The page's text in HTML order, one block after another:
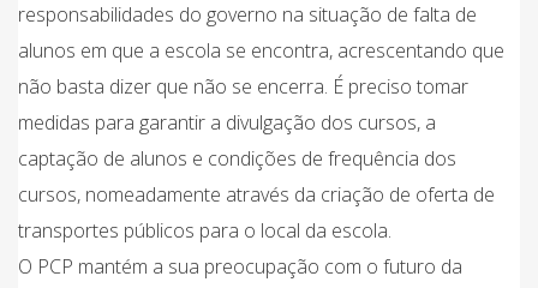
responsabilidades do governo na situação de falta de
alunos em que a escola se encontra, acrescentando que
não basta dizer que não se encerra. É preciso tomar
medidas para garantir a divulgação dos cursos, a
captação de alunos e condições de frequência dos
cursos, nomeadamente através da criação de oferta de
transportes públicos para o local da escola.
O PCP mantém a sua preocupação com o futuro da